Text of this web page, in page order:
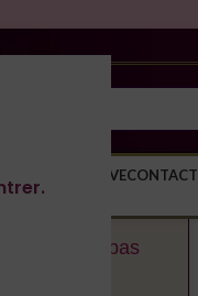
RACHAT DE CAVECONTACT
N’hésitez pas